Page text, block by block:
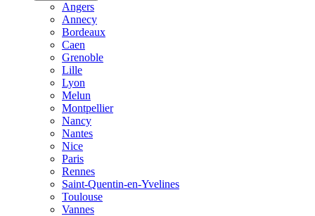
Angers
Annecy
Bordeaux
Caen
Grenoble
Lille
Lyon
Melun
Montpellier
Nancy
Nantes
Nice
Paris
Rennes
Saint-Quentin-en-Yvelines
Toulouse
Vannes